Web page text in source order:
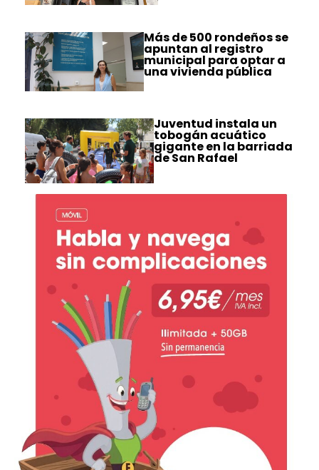
Más de 500 rondeños se
apuntan al registro
municipal para optar a
una vivienda pública
Juventud instala un
tobogán acuático
gigante en la barriada
de San Rafael